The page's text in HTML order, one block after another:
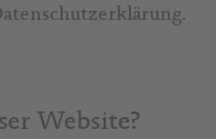
Website?